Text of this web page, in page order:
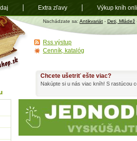
Antikvariát
shop.sk
Nachádzate sa: Antikvariát - Deti, Mládež
Chcete ušetriť ešte viac?
Nakúpte si u nás viac kníh! S rastúcou
Rss výstup
Cenník, katalóg
Extra zľavy Výkup kníh